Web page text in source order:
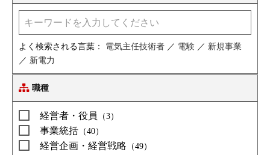
よく検索される言葉： 電気主任技術者 ／ 電験 ／ 新規事業
／ 新電力
職種
経営者・役員 （3）
事業統括 （40）
経営企画・経営戦略 （49）